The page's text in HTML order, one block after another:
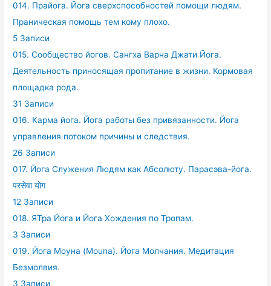
014. Прайога. Йога сверхспособностей помощи людям.
Праническая помощь тем кому плохо.
5 Записи
015. Сообщество йогов. Сангха Варна Джати Йога.
Деятельность приносящая пропитание в жизни. Кормовая
площадка рода.
31 Записи
016. Карма йога. Йога работы без привязанности. Йога
управления потоком причины и следствия.
26 Записи
017. Йога Служения Людям как Абсолюту. Парасэва-йога.
परसेवा योग
12 Записи
018. ЯТра Йога и Йога Хождения по Тропам.
3 Записи
019. Йога Моуна (Mouna). Йога Молчания. Медитация
Безмолвия.
3 Записи